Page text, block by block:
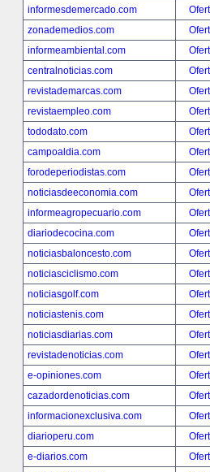
informesdemercado.com
zonademedios.com
informeambiental.com
centralnoticias.com
revistademarcas.com
revistaempleo.com
tododato.com
campoaldia.com
forodeperiodistas.com
noticiasdeeconomia.com
informeagropecuario.com
diariodecocina.com
noticiasbaloncesto.com
noticiasciclismo.com
noticiasgolf.com
noticiastenis.com
noticiasdiarias.com
revistadenoticias.com
e-opiniones.com
cazadordenoticias.com
informacionexclusiva.com
diarioperu.com
e-diarios.com